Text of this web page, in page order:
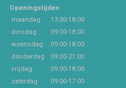
Openingstijden
maandag
13:00-18:00
dinsdag
09:00-18:00
woensdag
09:00-18:00
donderdag
09:00-21:00
vrijdag
09:00-18:00
zaterdag
09:00-17:00